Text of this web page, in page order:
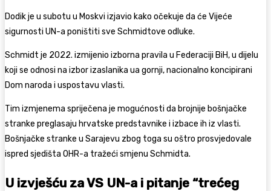
Dodik je u subotu u Moskvi izjavio kako očekuje da će Vijeće
sigurnosti UN-a poništiti sve Schmidtove odluke.
Schmidt je 2022. izmijenio izborna pravila u Federaciji BiH, u dijelu
koji se odnosi na izbor izaslanika ua gornji, nacionalno koncipirani
Dom naroda i uspostavu vlasti.
Tim izmjenema spriječena je mogućnosti da brojnije bošnjačke
stranke preglasaju hrvatske predstavnike i izbace ih iz vlasti.
Bošnjačke stranke u Sarajevu zbog toga su oštro prosvjedovale
ispred sjedišta OHR-a tražeći smjenu Schmidta.
U izvješću za VS UN-a i pitanje “trećeg